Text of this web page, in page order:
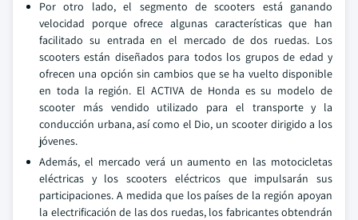
Por otro lado, el segmento de scooters está ganando
velocidad porque ofrece algunas características que han
facilitado su entrada en el mercado de dos ruedas. Los
scooters están diseñados para todos los grupos de edad y
ofrecen una opción sin cambios que se ha vuelto disponible
en toda la región. El ACTIVA de Honda es su modelo de
scooter más vendido utilizado para el transporte y la
conducción urbana, así como el Dio, un scooter dirigido a los
jóvenes.
Además, el mercado verá un aumento en las motocicletas
eléctricas y los scooters eléctricos que impulsarán sus
participaciones. A medida que los países de la región apoyan
la electrificación de las dos ruedas, los fabricantes obtendrán